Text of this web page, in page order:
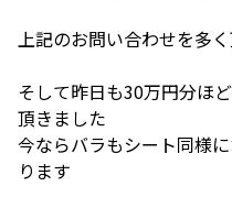
上記のお問い合わせを多
そして昨日も30万円分ほ
頂きました
今ならバラもシート同様
ります